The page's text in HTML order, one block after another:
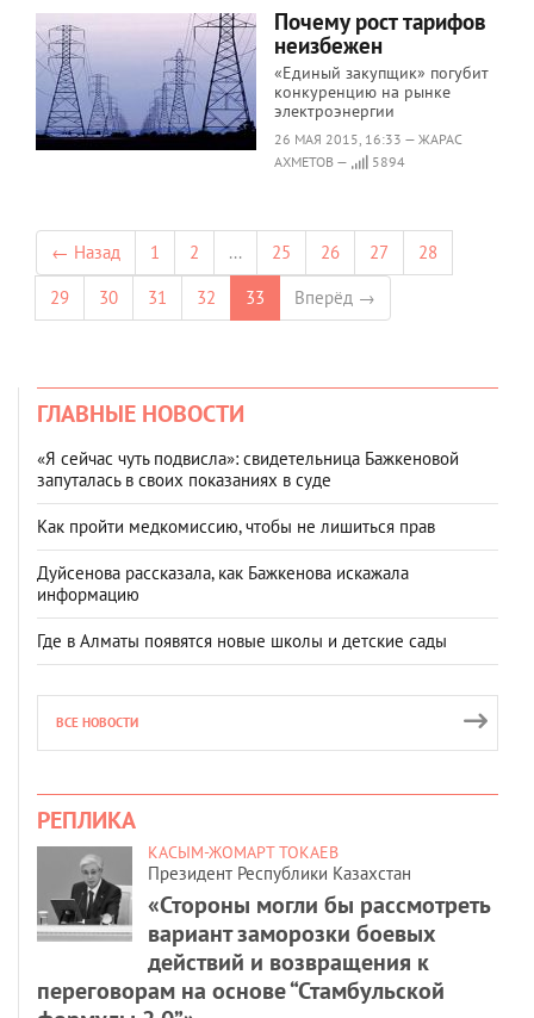
Почему рост тарифов
неизбежен
«Единый закупщик» погубит
конкуренцию на рынке
электроэнергии
26 МАЯ 2015, 16:33 — ЖАРАС
АХМЕТОВ —
5894
← Назад 1 2 ... 25 26 27
28
29
30 31 32 33 Вперёд →
ГЛАВНЫЕ НОВОСТИ
«Я сейчас чуть подвисла»: свидетельница Бажкеновой
запуталась в своих показаниях в суде
Как пройти медкомиссию, чтобы не лишиться прав
Дуйсенова рассказала, как Бажкенова искажала
информацию
Где в Алматы появятся новые школы и детские сады
ВСЕ НОВОСТИ
РЕПЛИКА
КАСЫМ-ЖОМАРТ ТОКАЕВ
Президент Республики Казахстан
«Стороны могли бы рассмотреть
вариант заморозки боевых
действий и возвращения к
переговорам на основе “Стамбульской